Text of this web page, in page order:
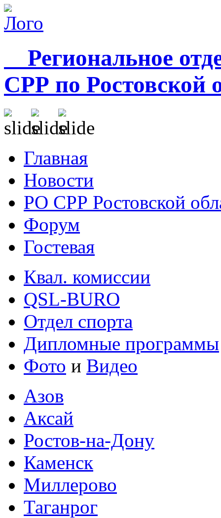
Региональное
СРР по Ростовской
Главная
Новости
РО СРР Ростовской
Форум
Гостевая
Квал. комиссии
QSL-BURO
Отдел спорта
Дипломные программы
Фото и Видео
Азов
Аксай
Ростов-на-Дону
Каменск
Миллерово
Таганрог